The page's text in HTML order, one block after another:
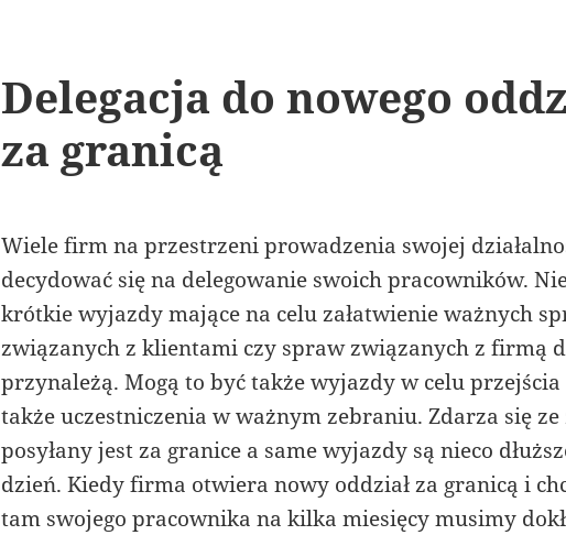
Delegacja do nowego
za granicą
Wiele firm na przestrzeni prowadzenia swojej
decydować się na delegowanie swoich pracowników.
krótkie wyjazdy mające na celu załatwienie ważnych
związanych z klientami czy spraw związanych z firmą
przynależą. Mogą to być także wyjazdy w celu przejścia
także uczestniczenia w ważnym zebraniu. Zdarza się
posyłany jest za granice a same wyjazdy są nieco
dzień. Kiedy firma otwiera nowy oddział za granicą i
tam swojego pracownika na kilka miesięcy musimy